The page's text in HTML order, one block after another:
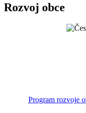
Rozvoj obce
Program rozvoje